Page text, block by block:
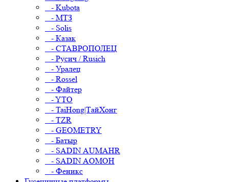
- Kubota
- МТЗ
- Solis
- Казак
- СТАВРОПОЛЕЦ
- Русич / Rusich
- Уралец
- Rossel
- Файтер
- YTO
- TaiHong|ТайХонг
- TZR
- GEOMETRY
- Батыр
- SADIN AUMAHR
- SADIN AOMOH
- Феникс